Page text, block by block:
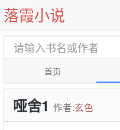
落霞小说
首页
哑舍1 作者:玄色